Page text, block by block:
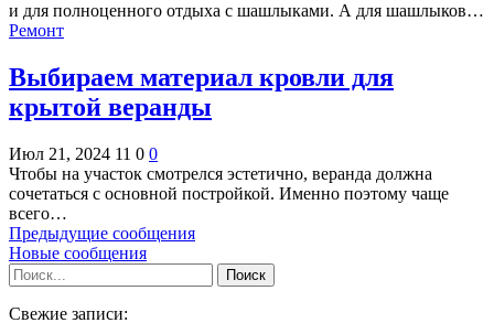
и для полноценного отдыха с шашлыками. А для шашлыков…
Ремонт
Выбираем материал кровли для
крытой веранды
Июл 21, 2024 11 0 0
Чтобы на участок смотрелся эстетично, веранда должна
сочетаться с основной постройкой. Именно поэтому чаще
всего…
Предыдущие сообщения
Новые сообщения
Свежие записи: